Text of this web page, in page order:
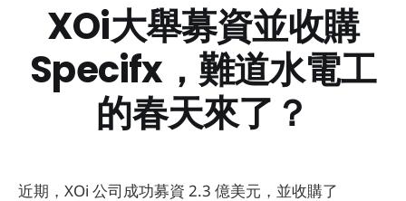
XOi大舉募資並收購
Specifx，難道水電工
的春天來了？
近期，XOi 公司成功募資 2.3 億美元，並收購了